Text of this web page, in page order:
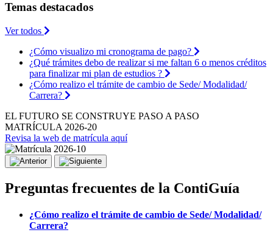
Temas destacados
Ver todos
¿Cómo visualizo mi cronograma de pago?
¿Qué trámites debo de realizar si me faltan 6 o menos créditos
para finalizar mi plan de estudios ?
¿Cómo realizo el trámite de cambio de Sede/ Modalidad/
Carrera?
EL FUTURO SE CONSTRUYE PASO A PASO
MATRÍCULA 2026-20
Revisa la web de matrícula aquí
Preguntas frecuentes de la ContiGuía
¿Cómo realizo el trámite de cambio de Sede/ Modalidad/
Carrera?